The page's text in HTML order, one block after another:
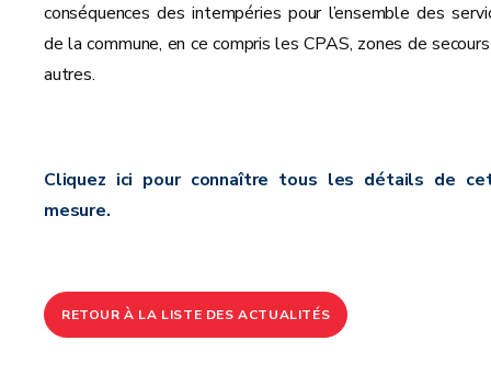
conséquences des intempéries pour l’ensemble des
de la commune, en ce compris les CPAS, zones de
autres.
Cliquez ici pour connaître tous les détails de
mesure.
RETOUR À LA LISTE DES ACTUALITÉS